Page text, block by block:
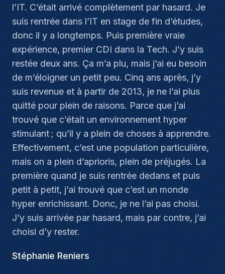
l’IT. C’était arrivé complètement par hasard. Je
suis rentrée dans l’IT en stage de fin d’études,
donc il y a longtemps. Puis première vraie
expérience, premier CDI dans la Tech. J’y suis
restée deux ans. Ça m’a plu, mais j’ai eu besoin
de m’éloigner un petit peu. Cinq ans après, j’y
suis revenue et à partir de 2013, je ne l’ai plus
quitté pour plein de raisons. Parce que j’ai
trouvé que c’était un environnement hyper
stimulant ; qu’il y a plein de choses à apprendre.
Effectivement, c’est une population particulière,
mais on a plein d’aprioris, plein de préjugés. La
première quand je suis rentrée dedans et puis
petit à petit, j’ai trouvé que c’est un monde
hyper enrichissant. Donc, je ne l’ai pas choisi.
J’y suis arrivée par hasard, mais par contre, j’ai
choisi d’y rester.
Stéphanie Reniers